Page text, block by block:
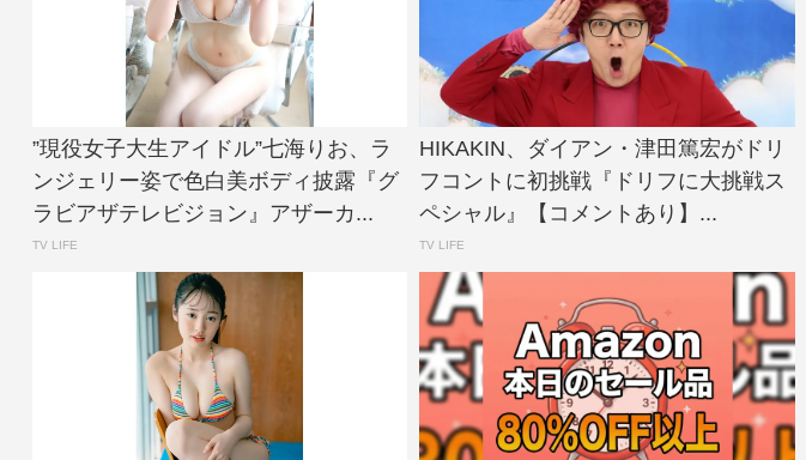
”現役女子大生アイドル”七海りお、ラ
ンジェリー姿で色白美ボディ披露『グ
ラビアザテレビジョン』アザーカ...
TV LIFE
HIKAKIN、ダイアン・津田篤宏がドリ
フコントに初挑戦『ドリフに大挑戦ス
ペシャル』【コメントあり】...
TV LIFE